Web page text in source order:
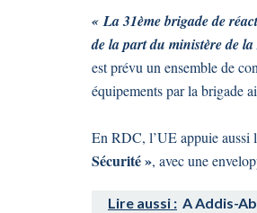
« La 31ème brigade de
de la part du ministère de
est prévu un ensemble de
équipements par la brigade
En RDC, l’UE appuie aussi
Sécurité », avec une
Lire aussi : A Addis-